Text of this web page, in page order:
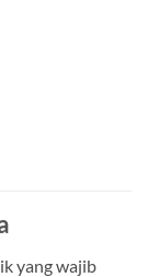
yang wajib